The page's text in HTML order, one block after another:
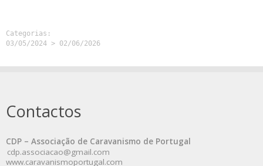
Categorias:
03/05/2024 > 02/06/2026
Contactos
CDP – Associação de Caravanismo de Portugal
cdp.associacao@gmail.com
www.caravanismoportugal.com